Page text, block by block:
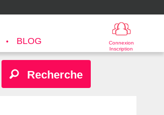
Connexion
Inscription
BLOG
Recherche